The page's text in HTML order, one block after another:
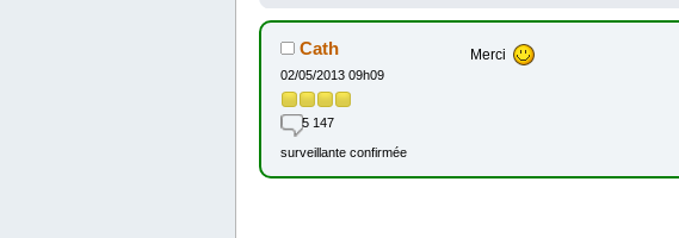
Cath
02/05/2013 09h09
5 147
surveillante confirmée
Merci